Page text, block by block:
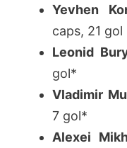
Yevhen
caps, 21 gol
Leonid
gol*
Vladimir
7 gol*
Alexei